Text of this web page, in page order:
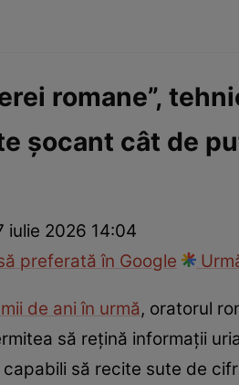
romane”,
șocant cât de
iulie 2026 14:04
preferată în Google
de ani în urmă, oratorul
să rețină informații
capabili să recite sute de